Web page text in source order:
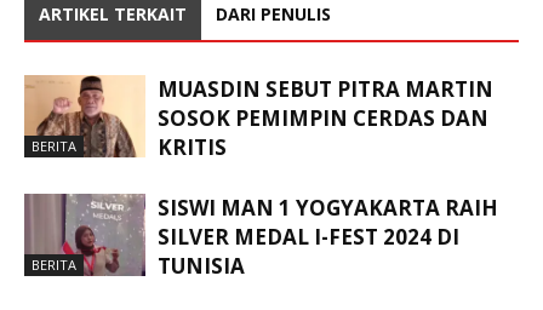
ARTIKEL TERKAIT DARI PENULIS
BERITA
MUASDIN SEBUT PITRA MARTIN
SOSOK PEMIMPIN CERDAS DAN
KRITIS
BERITA
SISWI MAN 1 YOGYAKARTA RAIH
SILVER MEDAL I-FEST 2024 DI
TUNISIA